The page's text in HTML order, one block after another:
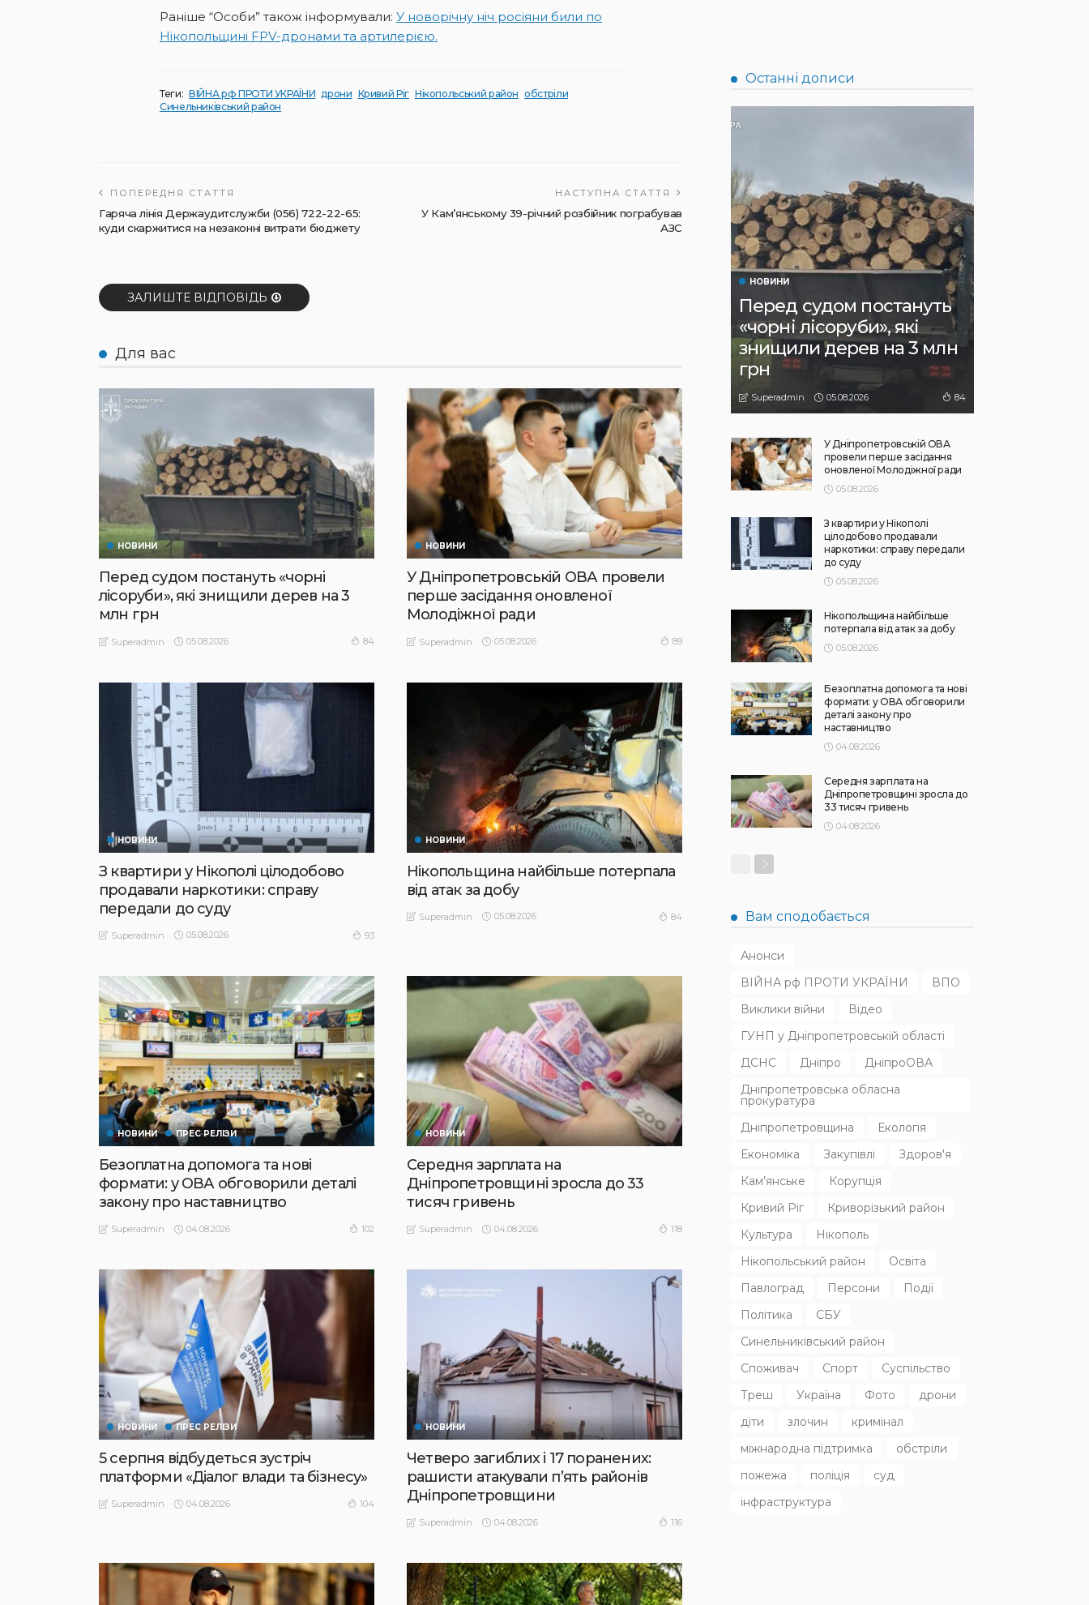
Раніше “Особи” також інформували: У новорічну ніч росіяни били по
Нікопольщині FPV-дронами та артилерією.
Теги: ВІЙНА рф ПРОТИ УКРАЇНИ дрони Кривий Ріг Нікопольський район обстріли
Синельниківський район
ПОПЕРЕДНЯ СТАТТЯ
Гаряча лінія Держаудитслужби (056) 722-22-65:
куди скаржитися на незаконні витрати бюджету
НАСТУПНА СТАТТЯ
У Кам’янському 39-річний розбійник пограбував
АЗС
ЗАЛИШТЕ ВІДПОВІДЬ
Для вас
НОВИНИ
Перед судом постануть «чорні
лісоруби», які знищили дерев на 3
млн грн
Superadmin 05.08.2026 84
НОВИНИ
У Дніпропетровській ОВА провели
перше засідання оновленої
Молодіжної ради
Superadmin 05.08.2026 89
НОВИНИ
З квартири у Нікополі цілодобово
продавали наркотики: справу
передали до суду
Superadmin 05.08.2026 93
НОВИНИ
Нікопольщина найбільше потерпала
від атак за добу
Superadmin 05.08.2026 84
НОВИНИ ПРЕС РЕЛІЗИ
Безоплатна допомога та нові
формати: у ОВА обговорили деталі
закону про наставництво
Superadmin 04.08.2026 102
НОВИНИ
Середня зарплата на
Дніпропетровщині зросла до 33
тисяч гривень
Superadmin 04.08.2026 118
НОВИНИ ПРЕС РЕЛІЗИ
5 серпня відбудеться зустріч
платформи «Діалог влади та бізнесу»
Superadmin 04.08.2026 104
НОВИНИ
Четверо загиблих і 17 поранених:
рашисти атакували п’ять районів
Дніпропетровщини
Superadmin 04.08.2026 116
Останні дописи
НОВИНИ
Перед судом постануть
«чорні лісоруби», які
знищили дерев на 3 млн
грн
Superadmin 05.08.2026 84
У Дніпропетровській ОВА
провели перше засідання
оновленої Молодіжної ради
05.08.2026
З квартири у Нікополі
цілодобово продавали
наркотики: справу передали
до суду
05.08.2026
Нікопольщина найбільше
потерпала від атак за добу
05.08.2026
Безоплатна допомога та нові
формати: у ОВА обговорили
деталі закону про
наставництво
04.08.2026
Середня зарплата на
Дніпропетровщині зросла до
33 тисяч гривень
04.08.2026
Вам сподобається
Анонси
ВІЙНА рф ПРОТИ УКРАЇНИ
ВПО
Виклики війни
Відео
ГУНП у Дніпропетровській області
ДСНС
Дніпро
ДніпроОВА
Дніпропетровська обласна
прокуратура
Дніпропетровщина
Екологія
Економіка
Закупівлі
Здоров'я
Кам’янське
Корупція
Кривий Ріг
Криворізький район
Культура
Нікополь
Нікопольський район
Освіта
Павлоград
Персони
Події
Політика
СБУ
Синельниківський район
Споживач
Спорт
Суспільство
Треш
Україна Фото
дрони
діти
злочин
кримінал
міжнародна підтримка
обстріли
пожежа
поліція
суд
інфраструктура